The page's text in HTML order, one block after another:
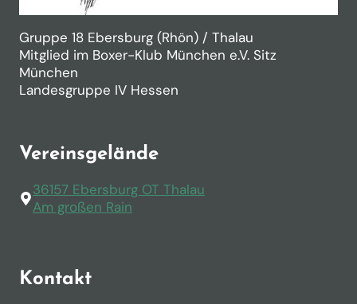
Gruppe 18 Ebersburg (Rhön) / Thalau
Mitglied im Boxer-Klub München e.V. Sitz
München
Landesgruppe IV Hessen
Vereinsgelände
36157 Ebersburg OT Thalau
Am großen Rain
Kontakt